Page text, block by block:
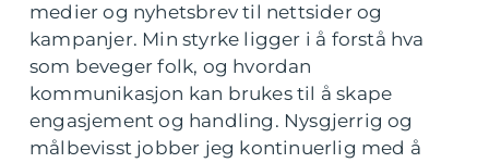
medier og nyhetsbrev til nettsider og
kampanjer. Min styrke ligger i å forstå hva
som beveger folk, og hvordan
kommunikasjon kan brukes til å skape
engasjement og handling. Nysgjerrig og
målbevisst jobber jeg kontinuerlig med å